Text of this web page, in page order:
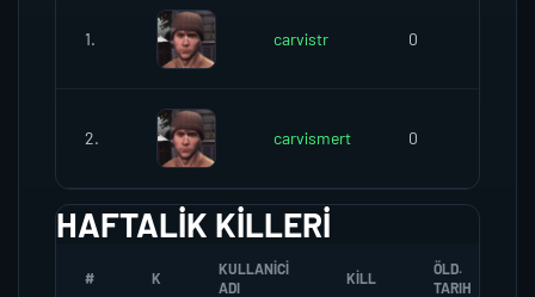
1. carvistr 0
2. carvismert 0
HAFTALIK KILLERI
# K
KULLANICI
ADI
KILL
ÖLD.
TARIH